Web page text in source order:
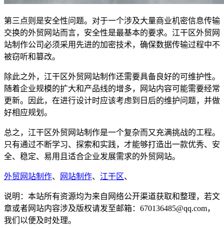
第三点则是安全性问题。对于一个涉及大量商业机密信息传输
交换的外贸网站而言，安全性是最基本的要求。江干区外贸网
站制作公司必须采用先进的加密技术，确保数据传输过程中不
被窃听和篡改。
除此之外，江干区外贸网站制作还需要具备良好的可维护性。
随着企业规模的扩大和产品线的增多，网站内容可能需要经常
更新。因此，在进行设计时应该考虑到日后的维护问题，并做
好相应规划。
总之，江干区外贸网站制作是一个复杂而又充满挑战的工程。
只有通过不断学习、探索和实践，才能够打造出一款优秀、安
全、稳定、易用且适合企业发展需求的外贸网站。
外贸网站制作、 网站制作、 江干区、
说明：本站所有资源均为来自网络公开渠道获取和整理，若文
章或者网站内容涉及版权请发至邮箱：670136485@qq.com，
我们以便及时处理。